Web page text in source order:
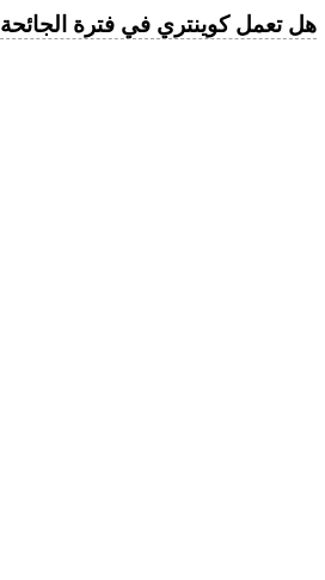
هل تعمل كوينتري في فترة